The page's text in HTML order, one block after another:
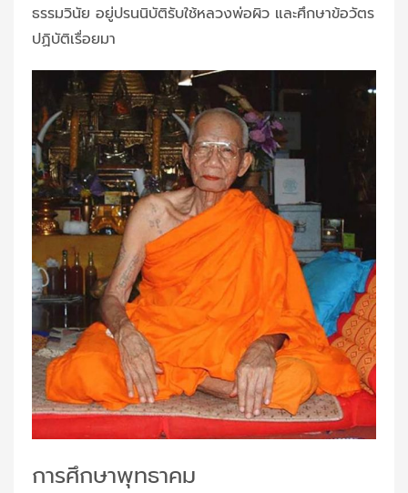
ธรรมวินัย อยู่ปรนนิบัติรับใช้หลวงพ่อผิว และศึกษาข้อวัตร
ปฏิบัติเรื่อยมา
การศึกษาพุทธาคม